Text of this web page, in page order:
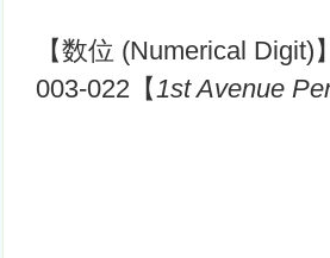
【数位 (Numerical Digit)
003-022【1st Avenue